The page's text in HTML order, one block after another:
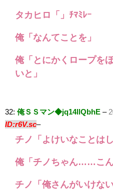
タカヒロ「」ﾁﾏﾐﾚｰ
俺「なんてことを」
俺「とにかくロープを
いと」
32: 俺ＳＳマン◆jq14llQbhE –
ID:r6V.sc–
チノ「よけいなことは
俺「チノちゃん……こん
チノ「俺さんがいけな